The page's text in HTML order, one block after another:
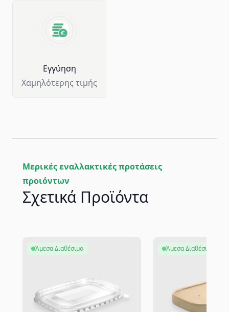
Eγγύηση
Χαμηλότερης τιμής
Μερικές εναλλακτικές προτάσεις
προιόντων
Σχετικά Προϊόντα
Άμεσα Διαθέσιμο Άμεσα Διαθέσιμο